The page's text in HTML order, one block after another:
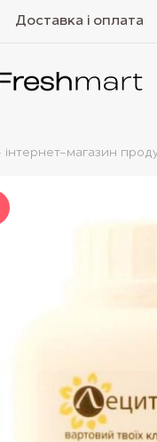
Доставка і оплата
магазин